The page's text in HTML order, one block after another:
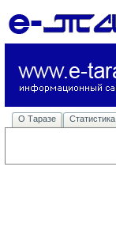
О Таразе Статистика